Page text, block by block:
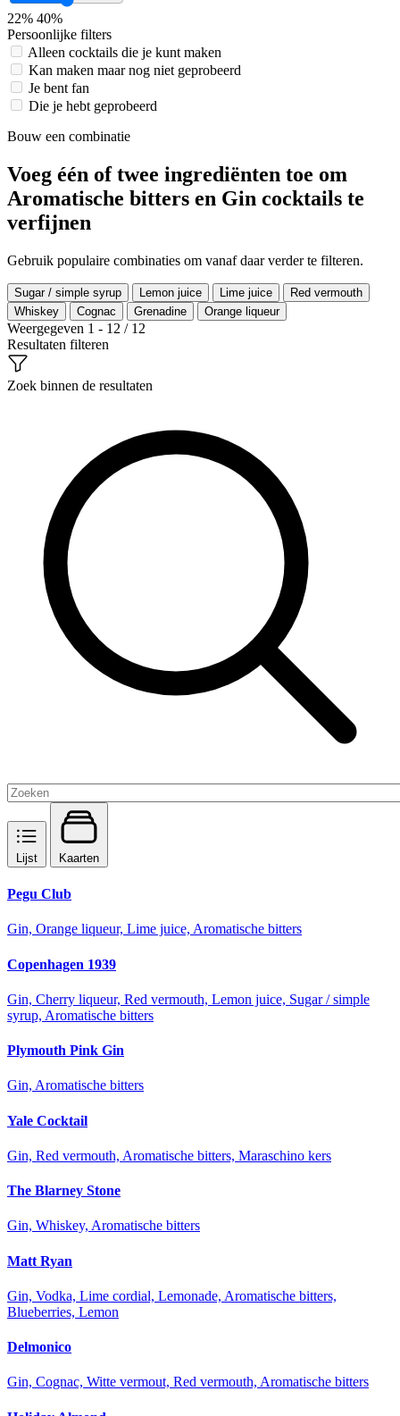
22% 40%
Persoonlijke filters
Alleen cocktails die je kunt maken
Kan maken maar nog niet geprobeerd
Je bent fan
Die je hebt geprobeerd
Bouw een combinatie
Voeg één of twee ingrediënten toe om
Aromatische bitters en Gin cocktails te
verfijnen
Gebruik populaire combinaties om vanaf daar verder te filteren.
Sugar / simple syrup Lemon juice Lime juice
Red vermouth
Whiskey
Cognac Grenadine Orange liqueur
Weergegeven 1 - 12 / 12
Resultaten filteren
Zoek binnen de resultaten
Lijst Kaarten
Pegu Club
Gin, Orange liqueur, Lime juice, Aromatische bitters
Copenhagen 1939
Gin, Cherry liqueur, Red vermouth, Lemon juice, Sugar / simple
syrup, Aromatische bitters
Plymouth Pink Gin
Gin, Aromatische bitters
Yale Cocktail
Gin, Red vermouth, Aromatische bitters, Maraschino kers
The Blarney Stone
Gin, Whiskey, Aromatische bitters
Matt Ryan
Gin, Vodka, Lime cordial, Lemonade, Aromatische bitters,
Blueberries, Lemon
Delmonico
Gin, Cognac, Witte vermout, Red vermouth, Aromatische bitters